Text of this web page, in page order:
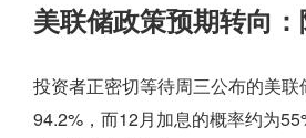
美联储政策预期转向
投资者正密切等待周三公布的美
94.2%，而12月加息的概率约为